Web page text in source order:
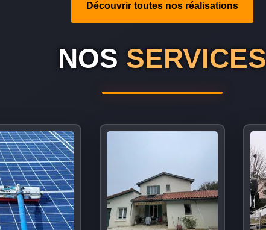
Découvrir toutes nos réalisations
NOS SERVICES